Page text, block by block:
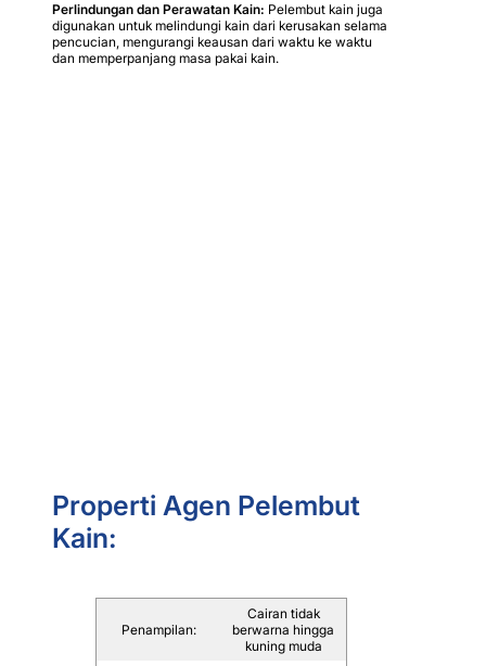
Perlindungan dan Perawatan Kain: Pelembut kain juga
digunakan untuk melindungi kain dari kerusakan selama
pencucian, mengurangi keausan dari waktu ke waktu
dan memperpanjang masa pakai kain.
Properti Agen Pelembut
Kain:
Penampilan:
Cairan tidak
berwarna hingga
kuning muda